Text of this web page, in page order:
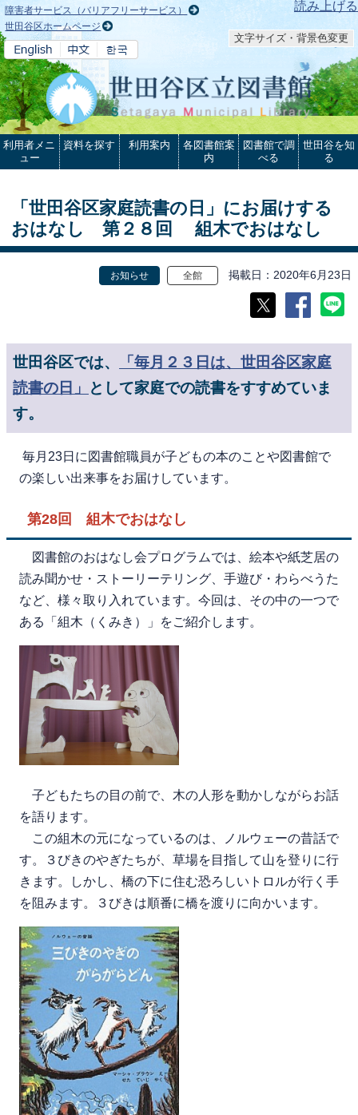
本文へ 読み上げる
障害者サービス（バリアフリーサービス）
世田谷区ホームページ
文字サイズ・背景色変更
利用者メニ
ュー
資料を探す 利用案内
各図書館案
内
図書館で調
べる
世田谷を知
る
「世田谷区家庭読書の日」にお届けする
おはなし 第２８回 組木でおはなし
お知らせ 全館 掲載日 2020年6月23日
世田谷区では、
「毎月２３日は、世田谷区家庭
読書の日」
として家庭での読書をすすめていま
す。
毎月23日に図書館職員が子どもの本のことや図書館で
の楽しい出来事をお届けしています。
第28回 組木でおはなし
図書館のおはなし会プログラムでは、絵本や紙芝居の
読み聞かせ・ストーリーテリング、手遊び・わらべうた
など、様々取り入れています。今回は、その中の一つで
ある「組木（くみき）」をご紹介します。
子どもたちの目の前で、木の人形を動かしながらお話
を語ります。
この組木の元になっているのは、ノルウェーの昔話で
す。３びきのやぎたちが、草場を目指して山を登りに行
きます。しかし、橋の下に住む恐ろしいトロルが行く手
を阻みます。３びきは順番に橋を渡りに向かいます。